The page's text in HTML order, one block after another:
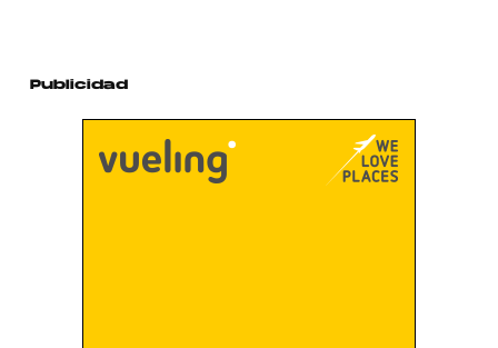
Publicidad